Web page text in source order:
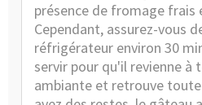
présence de fromage frais
Cependant, assurez-vous
réfrigérateur environ 30
servir pour qu'il revienne à
ambiante et retrouve toute